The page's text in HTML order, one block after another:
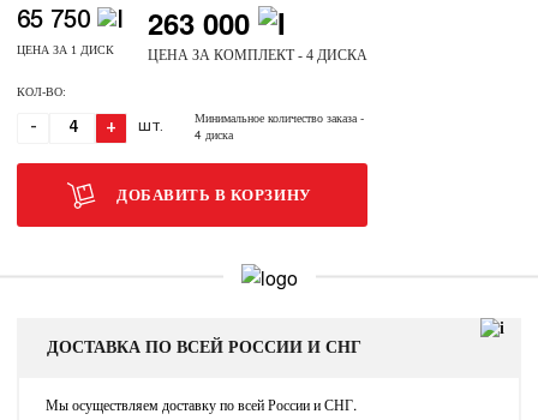
65 750
ЦЕНА ЗА 1 ДИСК
263 000
ЦЕНА ЗА КОМПЛЕКТ - 4 ДИСКА
КОЛ-ВО:
- + ШТ.
Минимальное количество заказа-
4 диска
ДОБАВИТЬ В КОРЗИНУ
ДОСТАВКА ПО ВСЕЙ РОССИИ И СНГ
Мы осуществляем доставку по всей России и СНГ.